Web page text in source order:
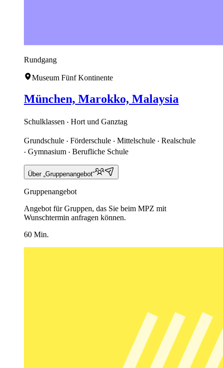
Rundgang
Museum Fünf Kontinente
München, Marokko, Malaysia
Schulklassen ‧ Hort und Ganztag
Grundschule ‧ Förderschule ‧ Mittelschule ‧ Realschule
‧ Gymnasium ‧ Berufliche Schule
Über „Gruppenangebot“
Gruppenangebot
Angebot für Gruppen, das Sie beim MPZ mit
Wunschtermin anfragen können.
60 Min.